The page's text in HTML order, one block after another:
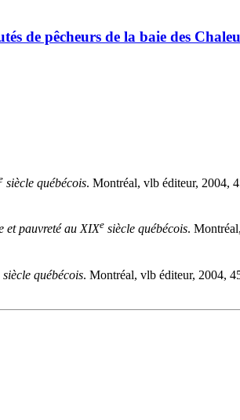
de pêcheurs de la baie des
siècle québécois. Montréal, vlb éditeur, 2004,
et pauvreté au XIXe siècle québécois.
siècle québécois. Montréal, vlb éditeur, 2004,